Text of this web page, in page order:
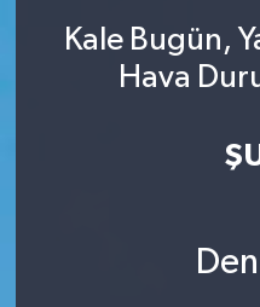
Kale Bugün,
Hava
Haber Arşivi